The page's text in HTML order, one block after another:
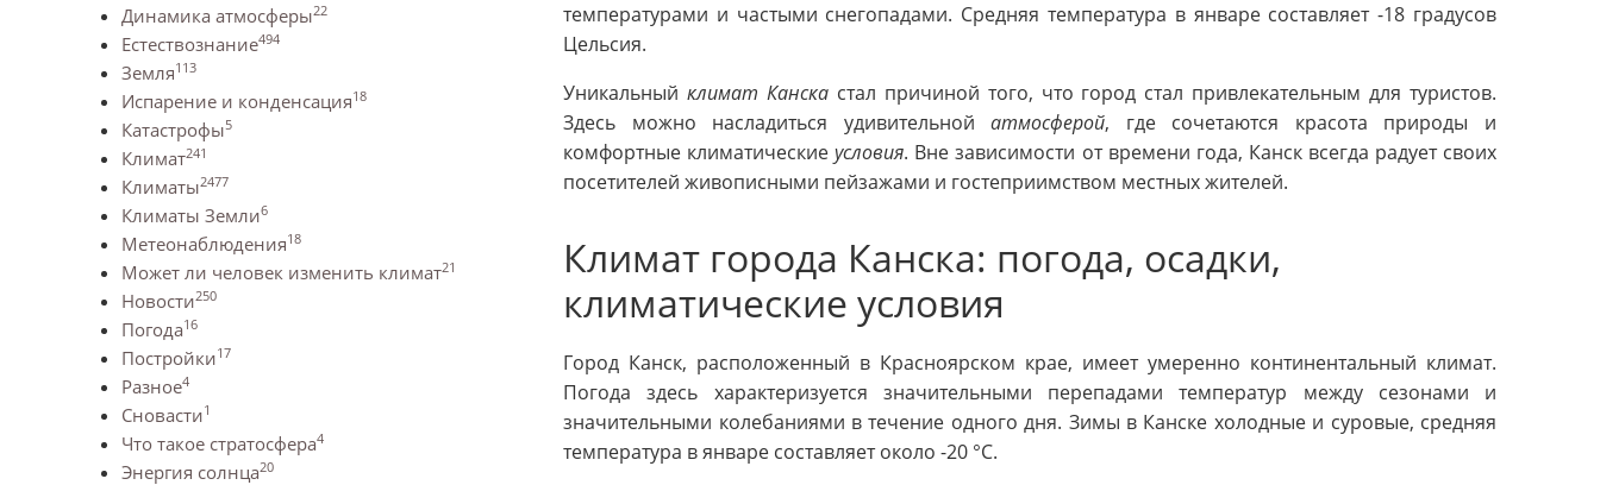
Динамика атмосферы22
Естествознание494
Земля113
Испарение и конденсация18
Катастрофы5
Климат241
Климаты2477
Климаты Земли6
Метеонаблюдения18
Может ли человек изменить климат21
Новости250
Погода16
Постройки17
Разное4
Сновасти1
Что такое стратосфера4
Энергия солнца20
температурами и частыми снегопадами. Средняя температура в январе составляет -18 градусов
Цельсия.
Уникальныйклимат Канскастал причиной того, что город стал привлекательным для туристов.
Здесь можно насладиться удивительнойатмосферой, где сочетаются красота природы и
комфортные климатическиеусловия. Вне зависимости от времени года, Канск всегда радует своих
посетителей живописными пейзажами и гостеприимством местных жителей.
Климат города Канска: погода, осадки,
климатические условия
Город Канск, расположенный в Красноярском крае, имеет умеренно континентальный климат.
Погода здесь характеризуется значительными перепадами температур между сезонами и
значительными колебаниями в течение одного дня. Зимы в Канске холодные и суровые, средняя
температура в январе составляет около -20 °C.